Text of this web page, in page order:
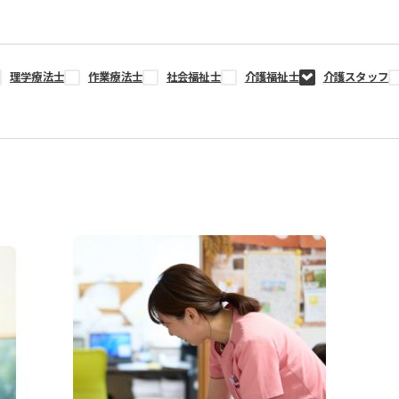
理学療法士 作業療法士 社会福祉士 介護福祉士 介護スタッフ